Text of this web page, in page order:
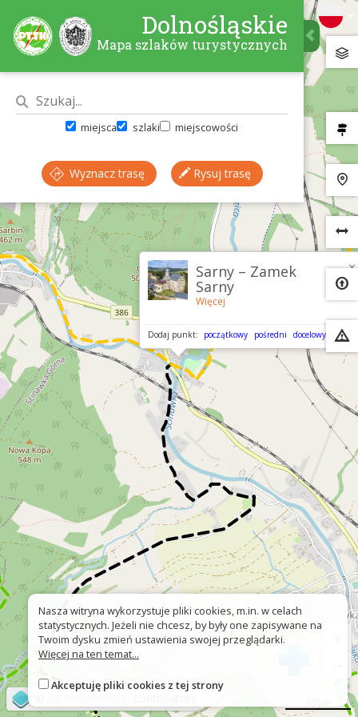
×
Sarny – Zamek
Sarny
Więcej
Dodaj punkt: początkowy pośredni docelowy
Dolnośląskie
Mapa szlaków turystycznych
miejsca szlaki miejscowości
Wyznacz trasę Rysuj trasę
Nasza witryna wykorzystuje pliki cookies, m.in. w celach
statystycznych. Jeżeli nie chcesz, by były one zapisywane na
Twoim dysku zmień ustawienia swojej przeglądarki.
Więcej na ten temat...
Akceptuję pliki cookies z tej strony